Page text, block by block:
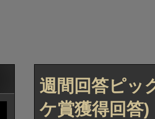
週間回答ピ
ケ賞獲得回答)